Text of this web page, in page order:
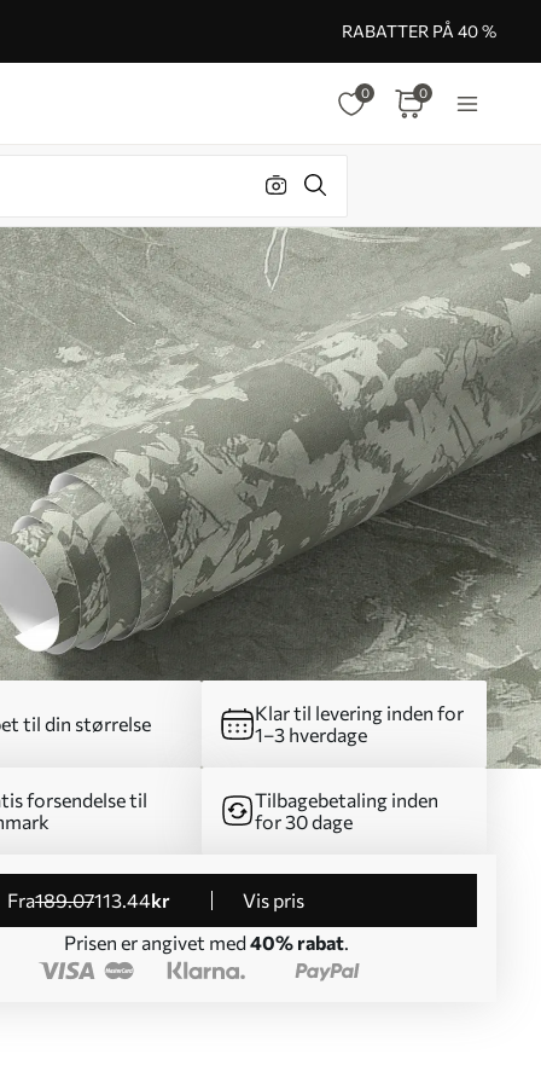
RABATTER PÅ 40 %
0 0
til din størrelse
Klar til levering inden for
1–3 hverdage
forsendelse til
Tilbagebetaling inden
for 30 dage
fra189.07113.44kr
Vis pris
Prisen er angivet med 40% rabat.